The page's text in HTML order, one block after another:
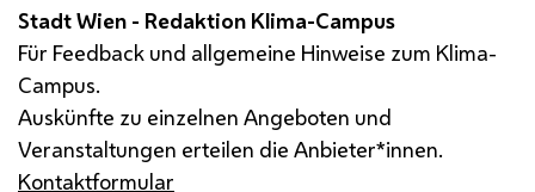
Stadt Wien - Redaktion Klima-Campus
Für Feedback und allgemeine Hinweise zum Klima-
Campus.
Auskünfte zu einzelnen Angeboten und
Veranstaltungen erteilen die Anbieter*innen.
Kontaktformular